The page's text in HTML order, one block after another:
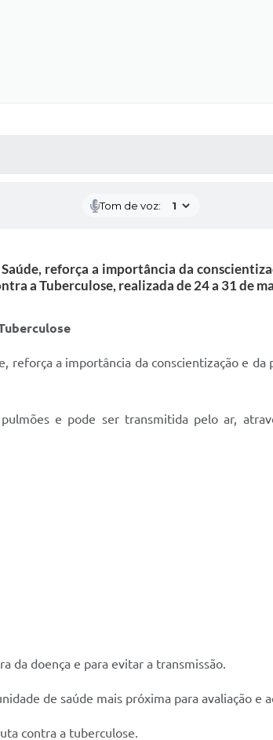
Tom de voz:
reforça a importância da
a Tuberculose, realizada de 24 a 31 de
a importância da conscientização e da
e pode ser transmitida pelo ar,
da doença e para evitar a transmissão.
de saúde mais próxima para avaliação e
contra a tuberculose.